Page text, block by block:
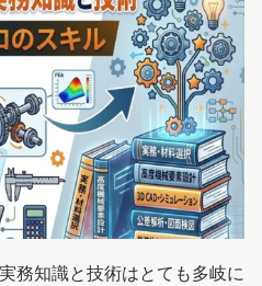
務知識と技術はとても多岐に